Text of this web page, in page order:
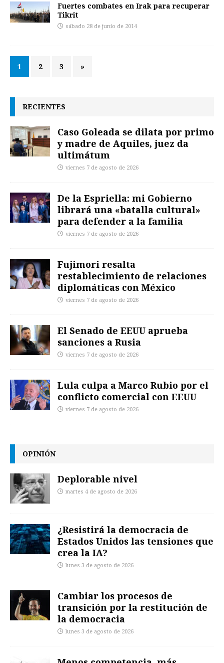
Fuertes combates en Irak para recuperar
Tikrit
sábado 28 de junio de 2014
1 2 3 »
RECIENTES
Caso Goleada se dilata por primo
y madre de Aquiles, juez da
ultimátum
viernes 7 de agosto de 2026
De la Espriella: mi Gobierno
librará una «batalla cultural»
para defender a la familia
viernes 7 de agosto de 2026
Fujimori resalta
restablecimiento de relaciones
diplomáticas con México
viernes 7 de agosto de 2026
El Senado de EEUU aprueba
sanciones a Rusia
viernes 7 de agosto de 2026
Lula culpa a Marco Rubio por el
conflicto comercial con EEUU
viernes 7 de agosto de 2026
OPINIÓN
Deplorable nivel
martes 4 de agosto de 2026
¿Resistirá la democracia de
Estados Unidos las tensiones que
crea la IA?
lunes 3 de agosto de 2026
Cambiar los procesos de
transición por la restitución de
la democracia
lunes 3 de agosto de 2026